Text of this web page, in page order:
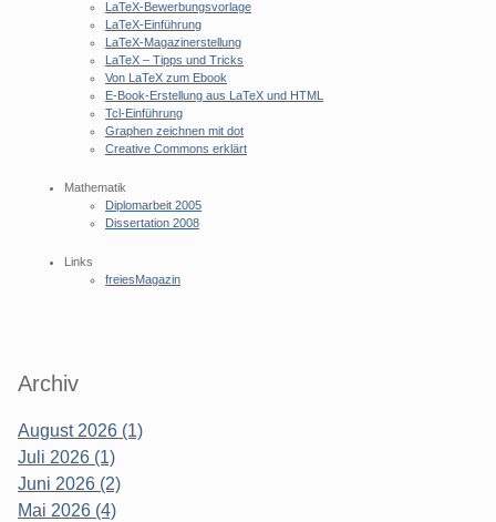
LaTeX-Bewerbungsvorlage
LaTeX-Einführung
LaTeX-Magazinerstellung
LaTeX – Tipps und Tricks
Von LaTeX zum Ebook
E-Book-Erstellung aus LaTeX und HTML
Tcl-Einführung
Graphen zeichnen mit dot
Creative Commons erklärt
Mathematik
Diplomarbeit 2005
Dissertation 2008
Links
freiesMagazin
Archiv
August 2026 (1)
Juli 2026 (1)
Juni 2026 (2)
Mai 2026 (4)